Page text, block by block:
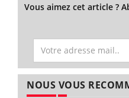
Vous aimez cet article ?
NOUS VOUS